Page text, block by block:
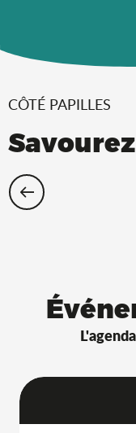
CÔTÉ PAPILLES
terrasse à